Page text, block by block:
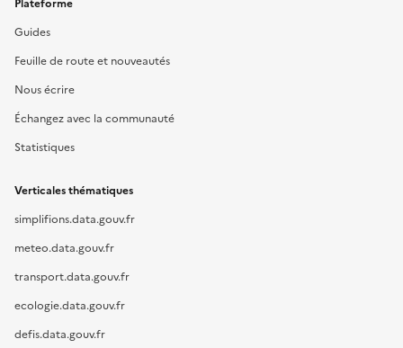
Guides
Feuille de route et nouveautés
Nous écrire
Échangez avec la communauté
Statistiques
Verticales thématiques
simplifions.data.gouv.fr
meteo.data.gouv.fr
transport.data.gouv.fr
ecologie.data.gouv.fr
defis.data.gouv.fr